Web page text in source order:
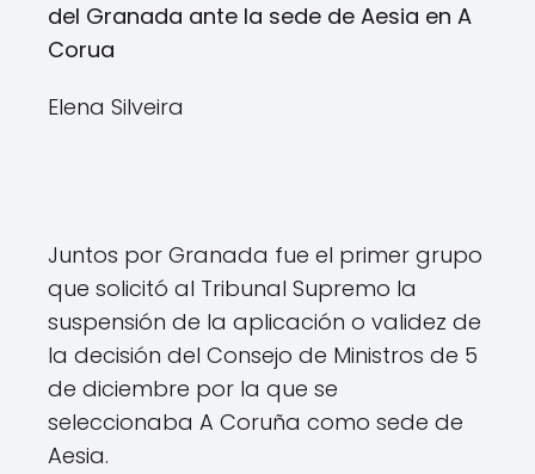
del Granada ante la sede de Aesia en A
Corua
Elena Silveira
Juntos por Granada fue el primer grupo
que solicitó al Tribunal Supremo la
suspensión de la aplicación o validez de
la decisión del Consejo de Ministros de 5
de diciembre por la que se
seleccionaba A Coruña como sede de
Aesia.